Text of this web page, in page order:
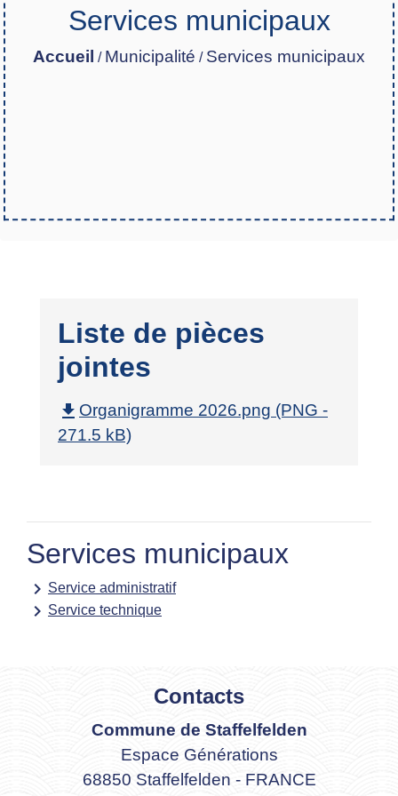
Services municipaux
Accueil / Municipalité / Services municipaux
Liste de pièces
jointes
file_download Organigramme 2026.png (PNG -
271.5 kB)
Services municipaux
keyboard_arrow_right Service administratif
keyboard_arrow_right Service technique
Contacts
Commune de Staffelfelden
Espace Générations
68850 Staffelfelden - FRANCE